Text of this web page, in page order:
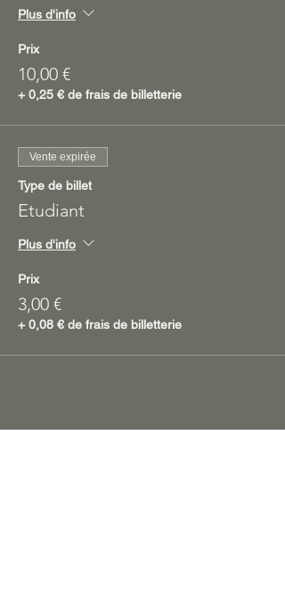
Plus d'info
Prix
10,00 €
+ 0,25 € de frais de billetterie
Vente expirée
Type de billet
Etudiant
Plus d'info
Prix
3,00 €
+ 0,08 € de frais de billetterie